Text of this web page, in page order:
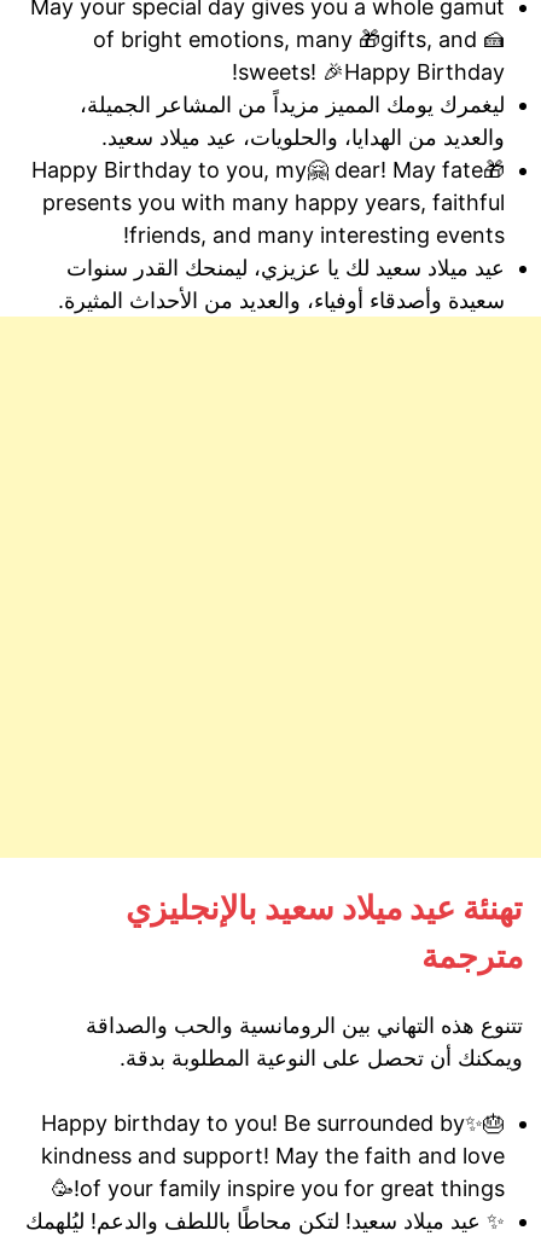
May your special day gives you a whole gamut
of bright emotions, many 🎁gifts, and 🍰
sweets! 🎉Happy Birthday!
ليغمرك يومك المميز مزيداً من المشاعر الجميلة،
والعديد من الهدايا، والحلويات، عيد ميلاد سعيد.
🎁Happy Birthday to you, my🤗 dear! May fate
presents you with many happy years, faithful
friends, and many interesting events!
عيد ميلاد سعيد لك يا عزيزي، ليمنحك القدر سنوات
سعيدة وأصدقاء أوفياء، والعديد من الأحداث المثيرة.
تهنئة عيد ميلاد سعيد بالإنجليزي
مترجمة
تتنوع هذه التهاني بين الرومانسية والحب والصداقة
ويمكنك أن تحصل على النوعية المطلوبة بدقة.
🎂✨Happy birthday to you! Be surrounded by
kindness and support! May the faith and love
of your family inspire you for great things!🥳
✨ عيد ميلاد سعيد! لتكن محاطًا باللطف والدعم! ليُلهمك